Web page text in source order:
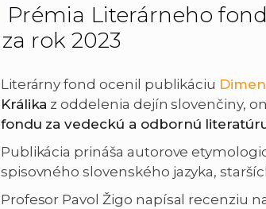
Prémia Literárneho
za rok 2023
Literárny fond ocenil publikáciu
Králika z oddelenia dejín slovenčiny,
fondu za vedeckú a odbornú
Publikácia prináša autorove
spisovného slovenského jazyka,
Profesor Pavol Žigo napísal recenziu